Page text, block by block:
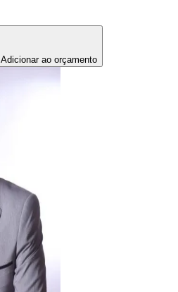
Adicionar ao orçamento